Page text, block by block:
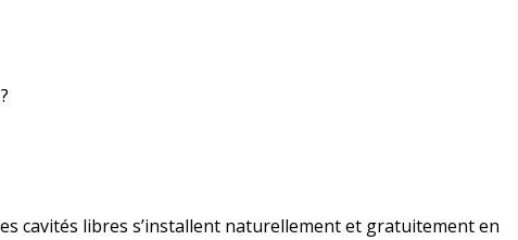
cavités libres s’installent naturellement et gratuitement en